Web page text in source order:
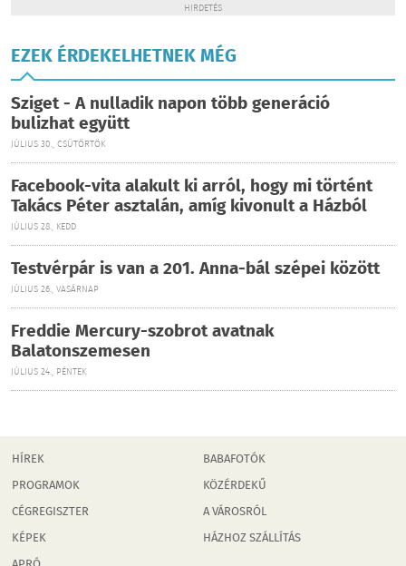
HIRDETÉS
EZEK ÉRDEKELHETNEK MÉG
Sziget - A nulladik napon több generáció
bulizhat együtt
JÚLIUS 30., CSÜTÖRTÖK
Facebook-vita alakult ki arról, hogy mi történt
Takács Péter asztalán, amíg kivonult a Házból
JÚLIUS 28., KEDD
Testvérpár is van a 201. Anna-bál szépei között
JÚLIUS 26., VASÁRNAP
Freddie Mercury-szobrot avatnak
Balatonszemesen
JÚLIUS 24., PÉNTEK
HÍREK
PROGRAMOK
CÉGREGISZTER
KÉPEK
BABAFOTÓK
KÖZÉRDEKŰ
A VÁROSRÓL
HÁZHOZ SZÁLLÍTÁS